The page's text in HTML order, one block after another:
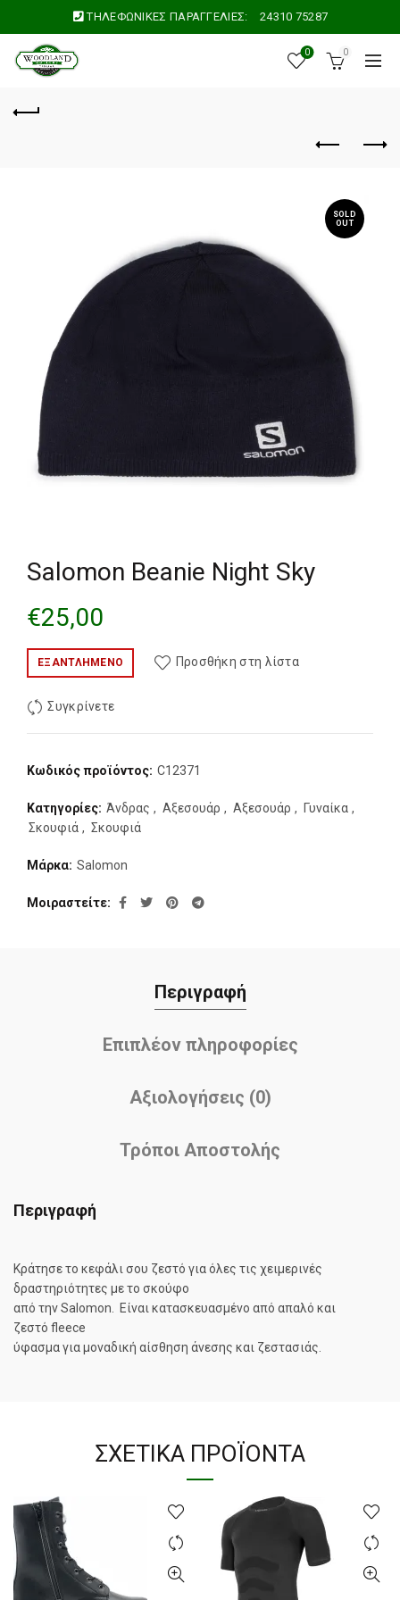
ΤΗΛΕΦΩΝΙΚΕΣ ΠΑΡΑΓΓΕΛΙΕΣ: 24310 75287
0 0
SOLD
OUT
Salomon Beanie Night Sky
€25,00
ΕΞΑΝΤΛΗΜΈΝΟ Προσθήκη στη λίστα
Συγκρίνετε
Κωδικός προϊόντος: C12371
Κατηγορίες: Άνδρας , Αξεσουάρ , Αξεσουάρ , Γυναίκα ,
Σκουφιά , Σκουφιά
Μάρκα: Salomon
Μοιραστείτε
Περιγραφή
Επιπλέον πληροφορίες
Αξιολογήσεις (0)
Τρόποι Αποστολής
Περιγραφή
Κράτησε το κεφάλι σου ζεστό για όλες τις χειμερινές
δραστηριότητες με το σκούφο
από την Salomon. Είναι κατασκευασμένο από απαλό και
ζεστό fleece
ύφασμα για μοναδική αίσθηση άνεσης και ζεστασιάς.
ΣΧΕΤΙΚΆ ΠΡΟΪΌΝΤΑ